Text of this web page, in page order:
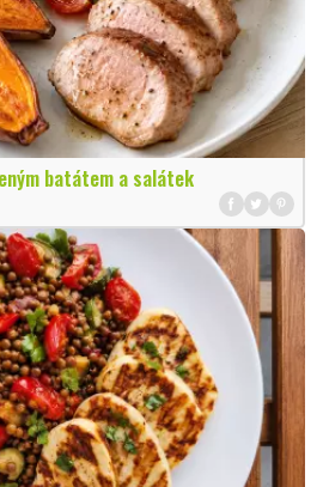
batátem a salátek